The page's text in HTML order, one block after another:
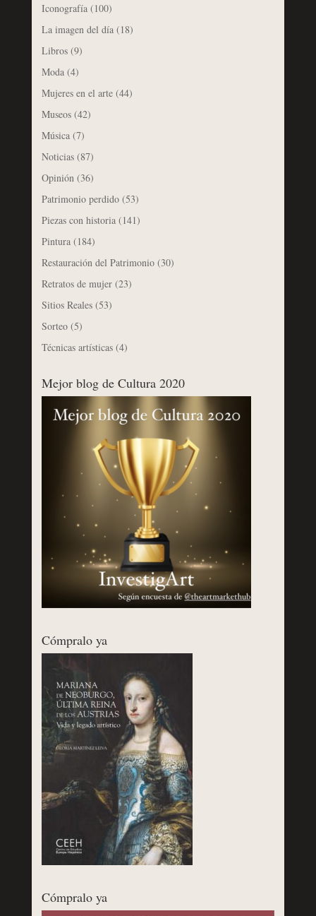
Iconografía(100)
La imagen del día(18)
Libros(9)
Moda(4)
Mujeres en el arte(44)
Museos(42)
Música(7)
Noticias(87)
Opinión(36)
Patrimonio perdido(53)
Piezas con historia(141)
Pintura(184)
Restauración del Patrimonio(30)
Retratos de mujer(23)
Sitios Reales(53)
Sorteo(5)
Técnicas artísticas(4)
Mejor blog de Cultura 2020
Cómpralo ya
Cómpralo ya